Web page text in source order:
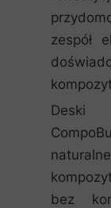
zespół
Deski
bez